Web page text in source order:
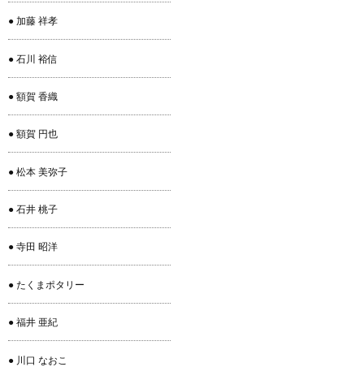
● 加藤 祥孝
● 石川 裕信
● 額賀 香織
● 額賀 円也
● 松本 美弥子
● 石井 桃子
● 寺田 昭洋
● たくまポタリー
● 福井 亜紀
● 川口 なおこ